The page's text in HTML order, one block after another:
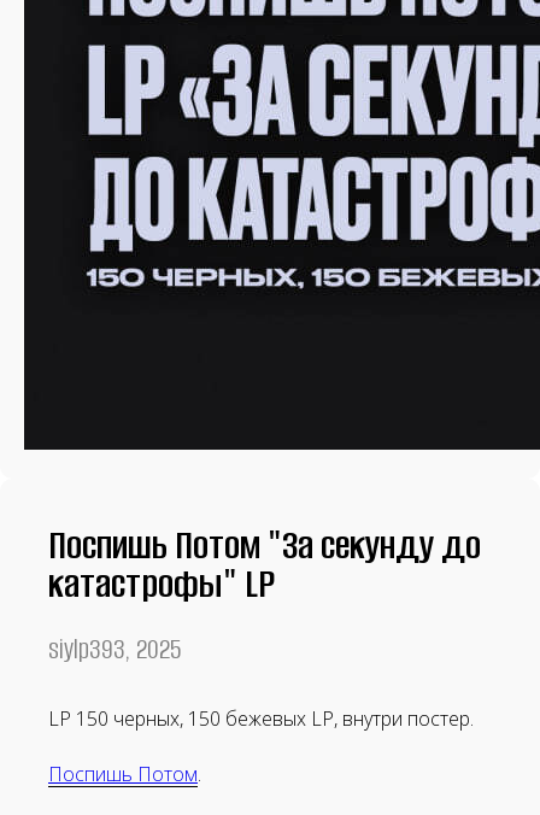
Поспишь Потом "За секунду до
катастрофы" LP
siylp393, 2025
LP 150 черных, 150 бежевых LP, внутри постер.
Поспишь Потом.